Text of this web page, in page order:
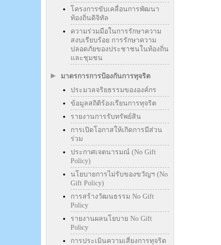
โครงการขับเคลื่อนการพัฒนา
ท้องถิ่นดิจิทัล
ความร่วมมือในการรักษาความ
สงบเรียบร้อย การรักษาความ
ปลอดภัยของประชาชนในท้องถิ่น
และชุมชน
มาตรการการป้องกันการทุจริต
ประมวลจริยธรรมขององค์กร
ข้อมูลสถิติร้องเรียนการทุจริต
รายงานการรับทรัพย์สิน
การเปิดโอกาสให้เกิดการมีส่วน
ร่วม
ประกาศเจตนารมณ์ (No Gift
Policy)
นโยบายการไม่รับของขวัญฯ (No
Gift Policy)
การสร้างวัฒนธรรม No Gift
Policy
รายงานผลนโยบาย No Gift
Policy
การประเมินความเสี่ยงการทุจริต